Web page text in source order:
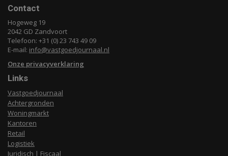
Contact
Hogeweg 19
2042 GD Zandvoort
Telefoon: +31 (0) 23 743 49 09
E-mail: info@vastgoedjournaal.nl
Onze privacyverklaring
Links
Vastgoedjournaal
Achtergronden
Woningmarkt
Kantoren
Retail
Logistiek
Juridisch | Fiscaal